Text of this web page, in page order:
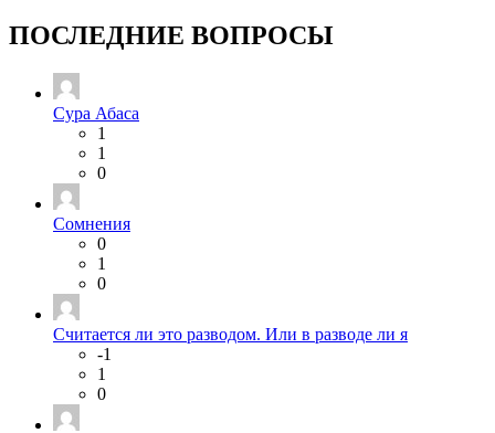
ПОСЛЕДНИЕ ВОПРОСЫ
Сура Абаса
1
1
0
Сомнения
0
1
0
Считается ли это разводом. Или в разводе ли я
-1
1
0